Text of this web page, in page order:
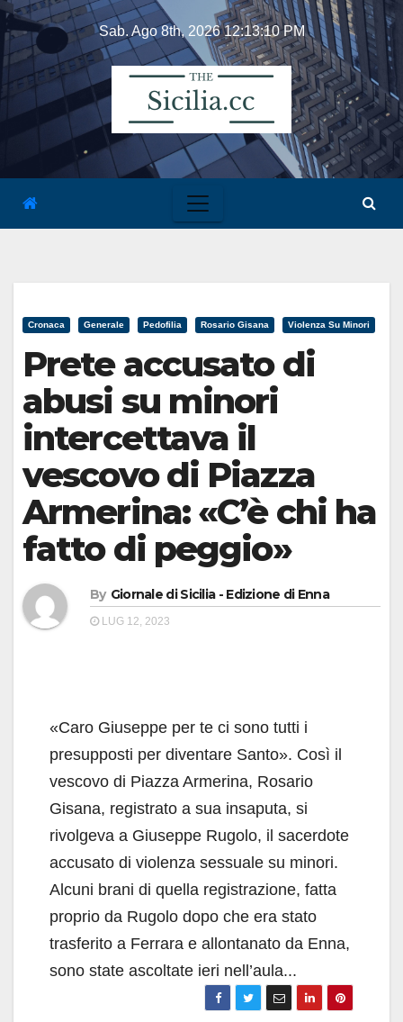
Skip
content
Sab. Ago 8th, 202612:13:10 PM
Cronaca Generale Pedofilia Rosario Gisana Violenza Su Minori
Prete accusato di
abusi su minori
intercettava il
vescovo di Piazza
Armerina: «C’è chi ha
fatto di peggio»
By Giornale di Sicilia - Edizione di Enna
LUG 12, 2023
«Caro Giuseppe per te ci sono tutti i
presupposti per diventare Santo». Così il
vescovo di Piazza Armerina, Rosario
Gisana, registrato a sua insaputa, si
rivolgeva a Giuseppe Rugolo, il sacerdote
accusato di violenza sessuale su minori.
Alcuni brani di quella registrazione, fatta
proprio da Rugolo dopo che era stato
trasferito a Ferrara e allontanato da Enna,
sono state ascoltate ieri nell’aula...